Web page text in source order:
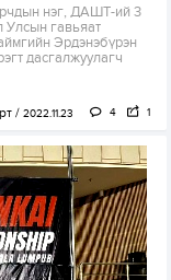
нэг, ДАШТ-ий 3
гавьяат
Эрдэнэбүрэн
дасгалжуулагч
2022.11.23 4 1